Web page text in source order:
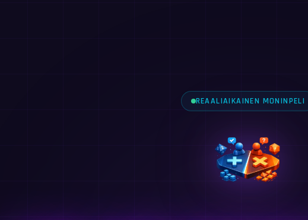
REAALIAIKAINEN MONINPELI